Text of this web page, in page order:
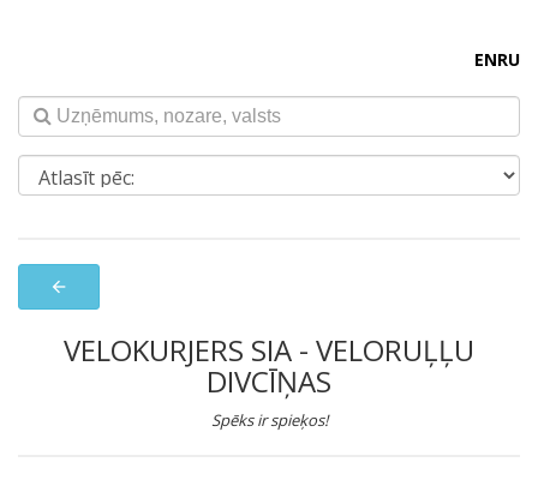
ENRU
arrow_back
VELOKURJERS SIA - VELORUĻĻU
DIVCĪŅAS
Spēks ir spieķos!